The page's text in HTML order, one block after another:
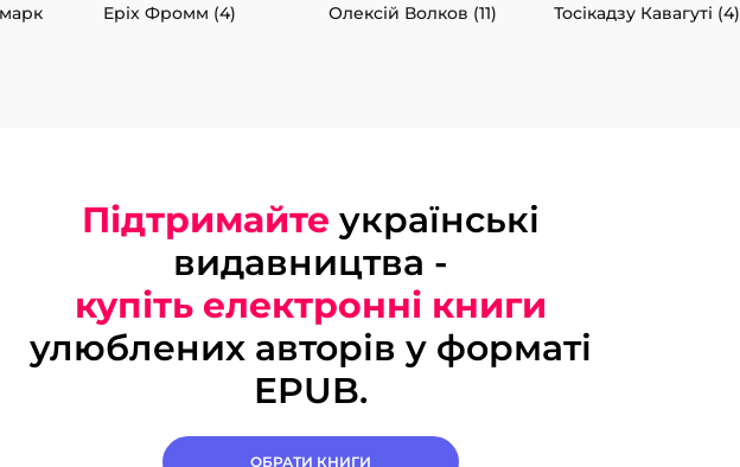
Еріх Фромм (4) Олексій Волков (11) Тосікадзу Кавагуті (4)
Підтримайте українські
видавництва -
купіть електронні книги
улюблених авторів у форматі
EPUB.
ОБРАТИ КНИГИ